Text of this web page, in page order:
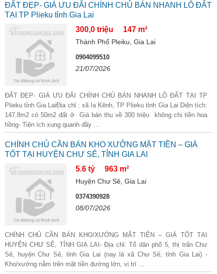
ĐẤT ĐẸP- GIÁ ƯU ĐÃI CHÍNH CHỦ BÁN NHANH LÔ ĐẤT
TẠI TP Plieku tỉnh Gia Lai
300,0 triệu
147 m²
Thành Phố Pleiku, Gia Lai
0904099510
21/07/2026
ĐẤT ĐẸP- GIÁ ƯU ĐÃI CHÍNH CHỦ BÁN NHANH LÔ ĐẤT TẠI TP
Plieku tỉnh Gia LaiĐịa chỉ : xã Ia Kênh, TP Plieku tỉnh Gia Lai Diện tích:
147,8m2 có 50m2 đất ở Giá bán thu về 300 triệu không chi tiền hoa
hồng- Tiện ích xung quanh đầy ...
CHÍNH CHỦ CẦN BÁN KHO XƯỞNG MẶT TIỀN – GIÁ
TỐT TẠI HUYỆN CHƯ SÊ, TỈNH GIA LAI
5.6 tỷ
963 m²
Huyện Chư Sê, Gia Lai
0374390928
08/07/2026
CHÍNH CHỦ CẦN BÁN KHO/XƯỞNG MẶT TIỀN – GIÁ TỐT TẠI
HUYỆN CHƯ SÊ, TỈNH GIA LAI- Địa chỉ: Tổ dân phố 5, thị trấn Chư
Sê, huyện Chư Sê, tỉnh Gia Lai (nay là xã Chư Sê, tỉnh Gia Lai) -
Kho/xưởng nằm trên mặt tiền đường lớn, vị trí ...